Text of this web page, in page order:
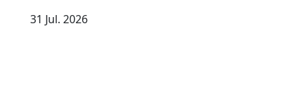
31 Jul. 2026